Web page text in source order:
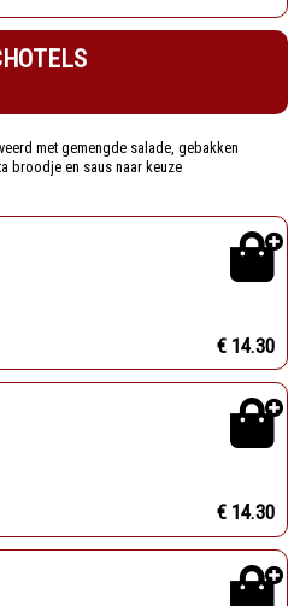
met gemengde salade, gebakken
broodje en saus naar keuze
€ 14.30
€ 14.30